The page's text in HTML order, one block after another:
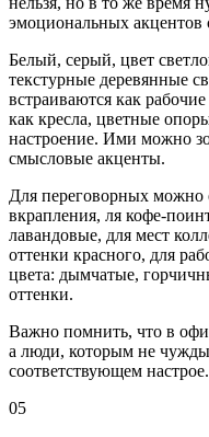
эмоциональных акцентов
Белый, серый, цвет
текстурные деревянные
встраиваются как
как кресла, цветные
настроение. Ими можно
смысловые акценты.
Для переговорных можно
вкрапления, ля кофе-
лавандовые, для мест
оттенки красного, для
цвета: дымчатые,
оттенки.
Важно помнить, что в
а люди, которым не
соответствующем настрое.
05